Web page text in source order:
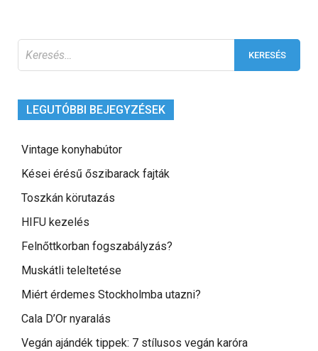
LEGUTÓBBI BEJEGYZÉSEK
Vintage konyhabútor
Kései érésű őszibarack fajták
Toszkán körutazás
HIFU kezelés
Felnőttkorban fogszabályzás?
Muskátli teleltetése
Miért érdemes Stockholmba utazni?
Cala D’Or nyaralás
Vegán ajándék tippek: 7 stílusos vegán karóra